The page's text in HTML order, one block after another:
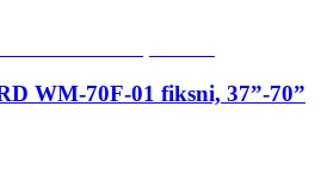
WM-70F-01 fiksni, 37”-70”